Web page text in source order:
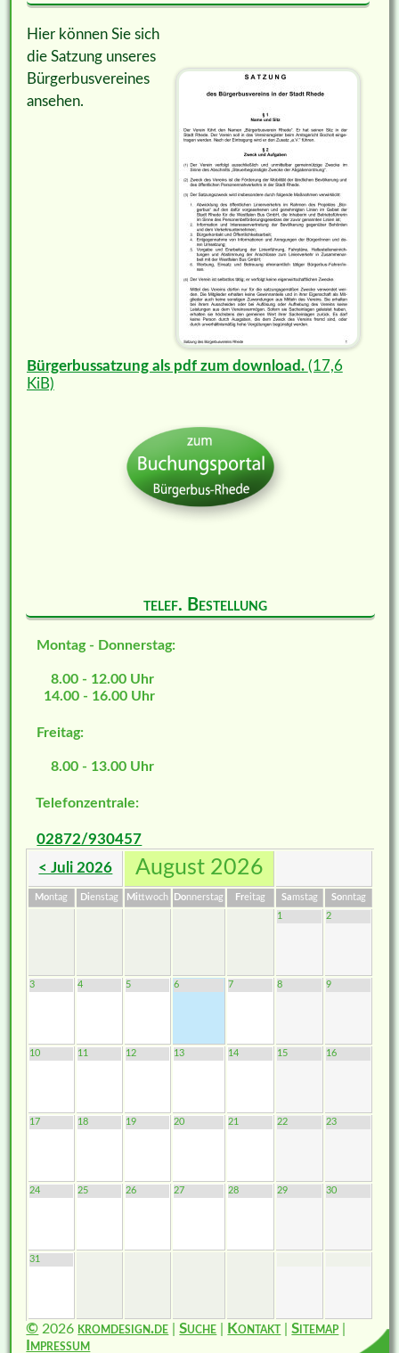
Hier können Sie sich
die Satzung unseres
Bürgerbusvereines
ansehen.
Bürgerbussatzung als pdf zum download. (17,6
KiB)
telef. Bestellung
Montag - Donnerstag:
8.00 - 12.00 Uhr
14.00 - 16.00 Uhr
Freitag:
8.00 - 13.00 Uhr
Telefonzentrale:
02872/930457
< Juli 2026 August 2026
Montag Dienstag Mittwoch Donnerstag Freitag Samstag Sonntag
1
2
3 4 5 6 7 8 9
10 11 12 13 14 15 16
17 18 19 20 21 22 23
24 25 26 27 28 29 30
31
© 2026 kromdesign.de |Suche Kontakt |Sitemap
Impressum